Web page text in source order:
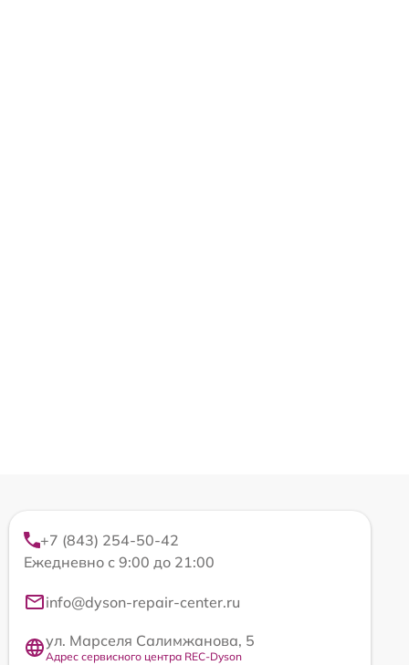
+7 (843) 254-50-42
Ежедневно с 9:00 до 21:00
info@dyson-repair-center.ru
ул. Марселя Салимжанова, 5
Адрес сервисного центра REC-Dyson